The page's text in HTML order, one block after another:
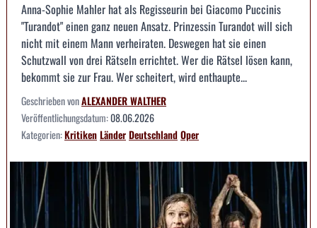
Anna-Sophie Mahler hat als Regisseurin bei Giacomo Puccinis
"Turandot" einen ganz neuen Ansatz. Prinzessin Turandot will sich
nicht mit einem Mann verheiraten. Deswegen hat sie einen
Schutzwall von drei Rätseln errichtet. Wer die Rätsel lösen kann,
bekommt sie zur Frau. Wer scheitert, wird enthaupte...
Geschrieben vonALEXANDER WALTHER
Veröffentlichungsdatum:08.06.2026
Kategorien:KritikenLänderDeutschlandOper